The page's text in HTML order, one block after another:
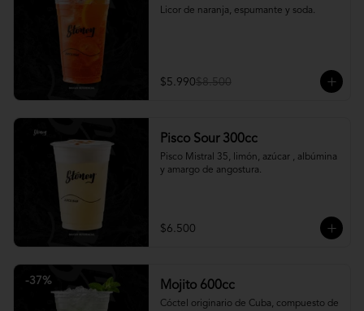
Licor de naranja, espumante y soda.
$5.990$8.500
Pisco Sour 300cc
Pisco Mistral 35, limón, azúcar , albúmina
y amargo de angostura.
$6.500
-37% Mojito 600cc
Cóctel originario de Cuba, compuesto de